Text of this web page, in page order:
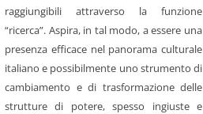
raggiungibili attraverso la funzione
“ricerca”. Aspira, in tal modo, a essere una
presenza efficace nel panorama culturale
italiano e possibilmente uno strumento di
cambiamento e di trasformazione delle
strutture di potere, spesso ingiuste e